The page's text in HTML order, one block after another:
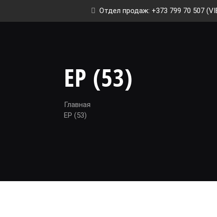
Отдел продаж: +373 799 70 507
EP (53)
Главная
EP (53)